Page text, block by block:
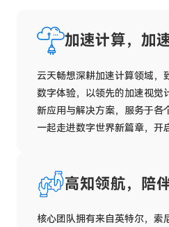
加速计算，加
云天畅想深耕加速计算领域，
数字体验，以领先的加速视觉
新应用与解决方案，服务于各
一起走进数字世界新篇章，开
高知领航，陪
核心团队拥有来自英特尔，索